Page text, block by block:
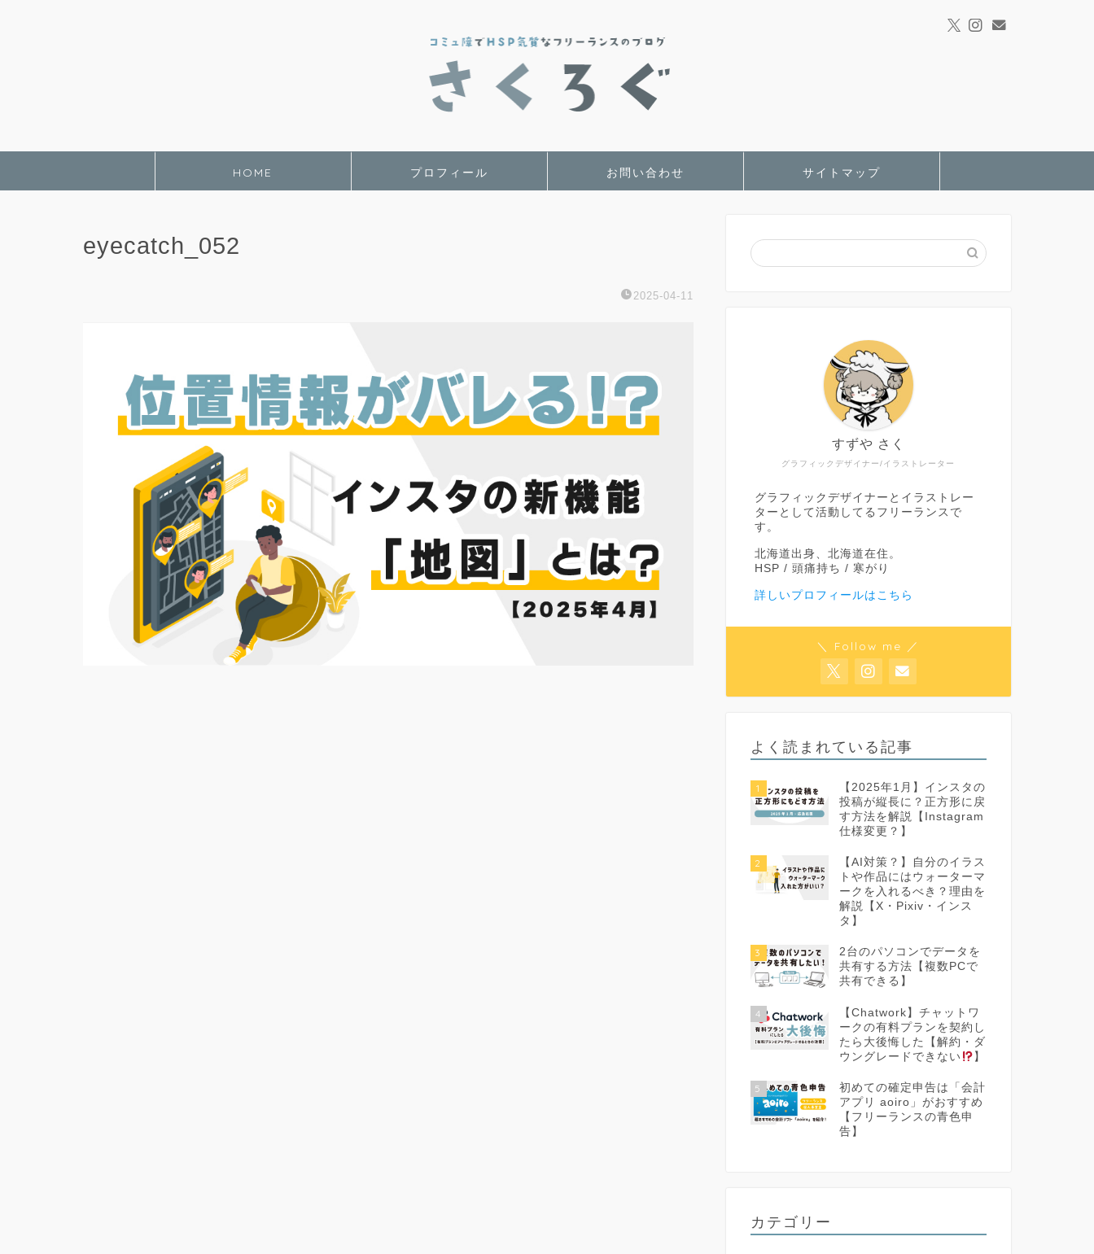
HOME プロフィール お問い合わせ サイトマップ
eyecatch_052
2025-04-11
グラフィックデザイナー/イラストレーター
すずや さく
グラフィックデザイナーとイラストレー
ターとして活動してるフリーランスで
す。
北海道出身、北海道在住。
HSP / 頭痛持ち / 寒がり
詳しいプロフィールはこちら
＼ Follow me ／
よく読まれている記事
1
【2025年1月】インスタの
投稿が縦長に？正方形に戻
す方法を解説【Instagram
仕様変更？】
2
【AI対策？】自分のイラス
トや作品にはウォーターマ
ークを入れるべき？理由を
解説【X・Pixiv・インス
タ】
3
2台のパソコンでデータを
共有する方法【複数PCで
共有できる】
4
【Chatwork】チャットワ
ークの有料プランを契約し
たら大後悔した【解約・ダ
ウングレードできない
】
5
初めての確定申告は「会計
アプリ aoiro」がおすすめ
【フリーランスの青色申
告】
カテゴリー